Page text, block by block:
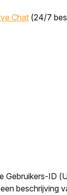
Chat (24/7
Gebruikers-ID
beschrijving